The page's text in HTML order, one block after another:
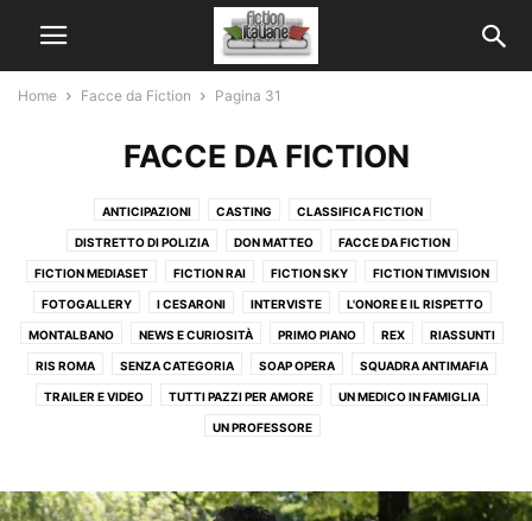
Home Facce da Fiction Pagina 31
FACCE DA FICTION
ANTICIPAZIONI CASTING CLASSIFICA FICTION
DISTRETTO DI POLIZIA DON MATTEO FACCE DA FICTION
FICTION MEDIASET FICTION RAI FICTION SKY FICTION TIMVISION
FOTOGALLERY I CESARONI INTERVISTE L'ONORE E IL RISPETTO
MONTALBANO NEWS E CURIOSITÀ PRIMO PIANO REX RIASSUNTI
RIS ROMA SENZA CATEGORIA SOAP OPERA SQUADRA ANTIMAFIA
TRAILER E VIDEO TUTTI PAZZI PER AMORE UN MEDICO IN FAMIGLIA
UN PROFESSORE